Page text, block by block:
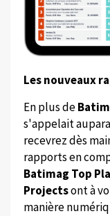
Les nouveaux
En plus de
s'appelait
recevrez dès
rapports en
Batimag Top
Projectsont à
manière